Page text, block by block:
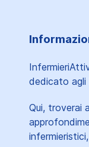
dedicato agli
Qui, troverai